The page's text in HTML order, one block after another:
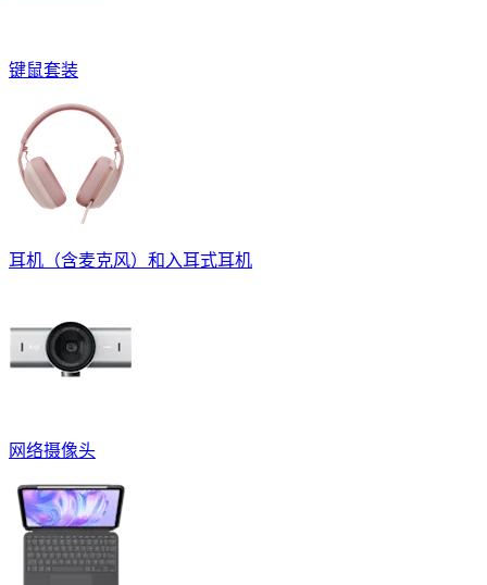
键鼠套装
耳机（含麦克风）和入耳式耳机
网络摄像头